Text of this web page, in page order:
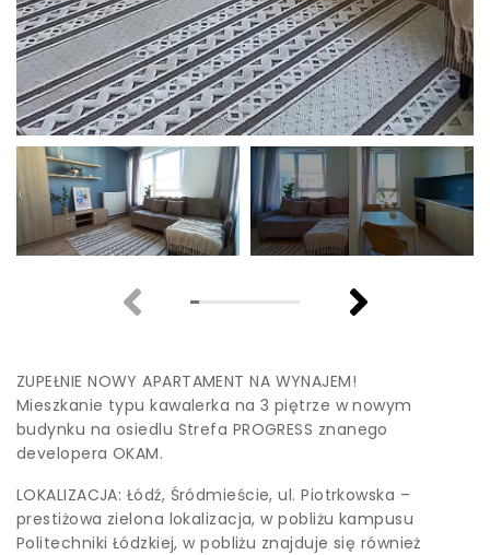
ZUPEŁNIE NOWY APARTAMENT NA WYNAJEM!
Mieszkanie typu kawalerka na 3 piętrze w nowym
budynku na osiedlu Strefa PROGRESS znanego
developera OKAM.
LOKALIZACJA: Łódź, Śródmieście, ul. Piotrkowska –
prestiżowa zielona lokalizacja, w pobliżu kampusu
Politechniki Łódzkiej, w pobliżu znajduje się również